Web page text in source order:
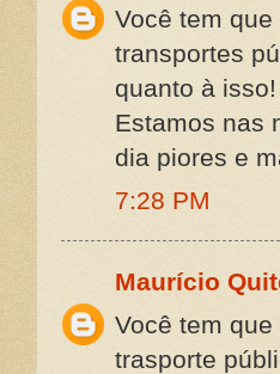
Você tem
transportes
quanto à isso!
Estamos nas
dia piores e
7:28 PM
Maurício
Você tem
trasporte